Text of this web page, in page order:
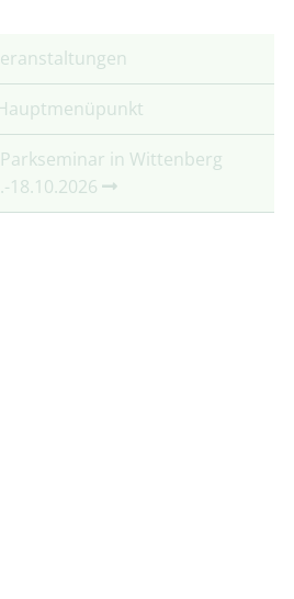
in Wittenberg
18.10.2026